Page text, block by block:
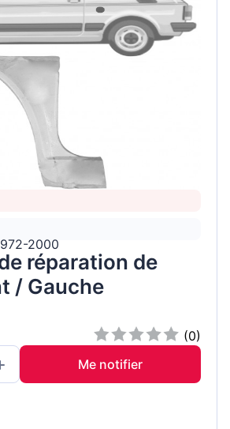
2000
réparation de
/ Gauche
(0)
Me notifier